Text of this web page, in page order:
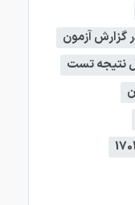
گزارش آزمون
نتیجه تست